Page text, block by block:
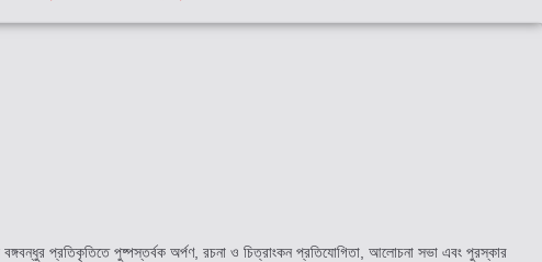
বঙ্গবন্ধুর প্রতিকৃতিতে পুষ্পস্তর্বক অর্পণ, রচনা ও চিত্রাংকন প্রতিযোগিতা, আলোচনা সভা এবং পুরস্কার